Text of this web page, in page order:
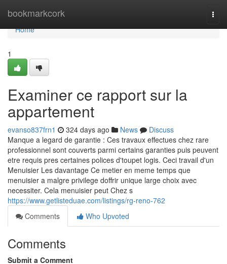
bookmarkcork
Home
Home
1
Examiner ce rapport sur la
appartement
evanso837frn1 324 days ago News
Discuss
Manque a legard de garantie : Ces travaux effectues chez rare
professionnel sont couverts parmi certains garanties puis peuvent
etre requis pres certaines polices d'toupet logis. Ceci travail d'un
Menuisier Les davantage Ce metier en meme temps que
menuisier a malgre privilege doffrir unique large choix avec
necessiter. Cela menuisier peut Chez s
https://www.getlisteduae.com/listings/rg-reno-762
Comments
Who Upvoted
Comments
Submit a Comment